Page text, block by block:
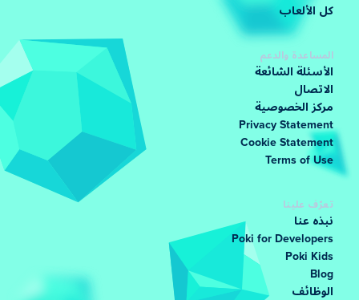
كل الألعاب
المساعدة والدعم
الأسئلة الشائعة
الاتصال
مركز الخصوصية
Privacy Statement
Cookie Statement
Terms of Use
تعرّف علينا
نبذه عنا
Poki for Developers
Poki Kids
Blog
الوظائف